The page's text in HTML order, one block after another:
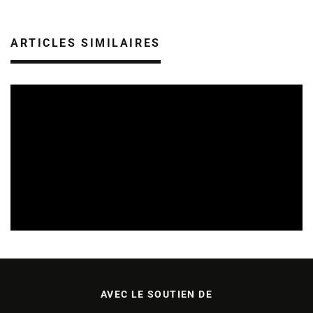
ARTICLES SIMILAIRES
AVEC LE SOUTIEN DE